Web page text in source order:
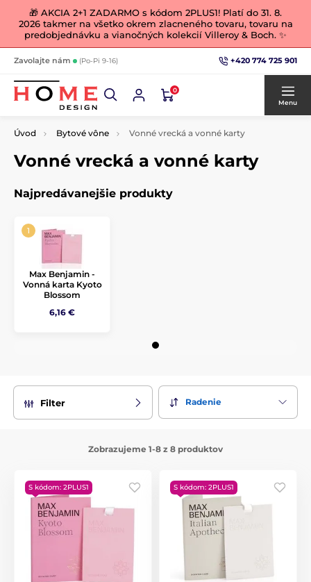
🎁 AKCIA 2+1 ZADARMO s kódom 2PLUS1! Platí do 31. 8.
2026 takmer na všetko okrem zlacneného tovaru, tovaru na
predobjednávku a vianočných kolekcií Villeroy & Boch. ✨
Zavolajte nám (Po-Pi 9-16) +420 774 725 901
0
Menu
Úvod Bytové vône Vonné vrecká a vonné karty
Vonné vrecká a vonné karty
Najpredávanejšie produkty
Max Benjamin -
Vonná karta Kyoto
Blossom
6,16 €
Filter Radenie
Zobrazujeme 1-8 z 8 produktov
S kódom: 2PLUS1 S kódom: 2PLUS1